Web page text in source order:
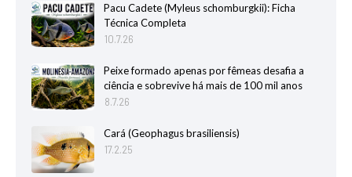
Pacu Cadete (Myleus schomburgkii): Ficha
Técnica Completa
10.7.26
Peixe formado apenas por fêmeas desafia a
ciência e sobrevive há mais de 100 mil anos
8.7.26
Cará (Geophagus brasiliensis)
17.2.25